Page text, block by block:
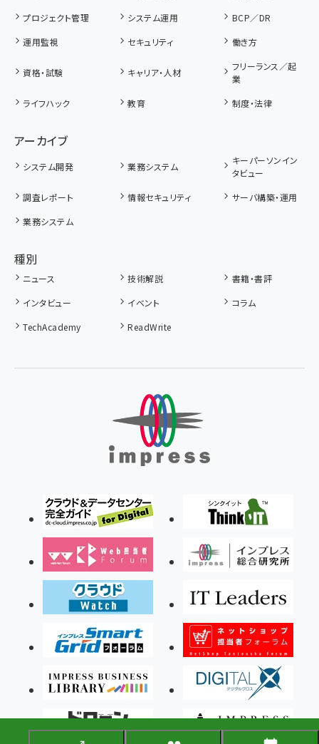
プロジェクト管理
システム運用
BCP／DR
運用監視
セキュリティ 働き方
資格・試験 キャリア・人材
フリーランス／起
業
ライフハック
教育 制度・法律
アーカイブ
システム開発 業務システム
キーパーソンイン
タビュー
調査レポート
情報セキュリティ
サーバ構築・運用
業務システム
種別
ニュース 技術解説
書籍・書評
インタビュー
イベント
コラム
TechAcademy
ReadWrite